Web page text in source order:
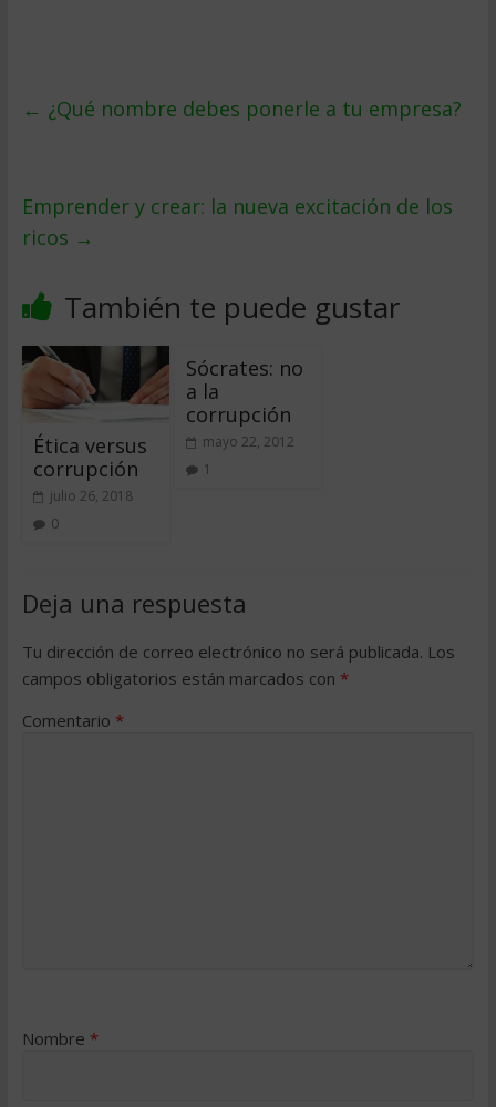
← ¿Qué nombre debes ponerle a tu empresa?
Emprender y crear: la nueva excitación de los
ricos →
También te puede gustar
Ética versus
corrupción
julio 26, 2018
0
Sócrates: no
a la
corrupción
mayo 22, 2012
1
Deja una respuesta
Tu dirección de correo electrónico no será publicada. Los
campos obligatorios están marcados con *
Comentario *
Nombre *